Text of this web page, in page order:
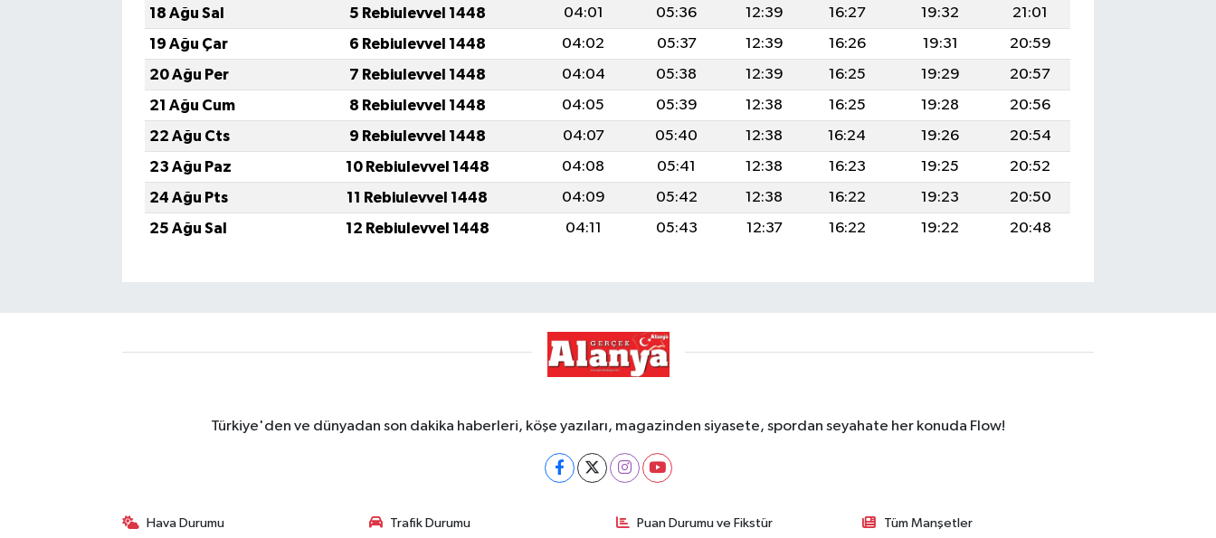
18 Ağu Sal
5 Rebiulevvel 1448 04:01 05:36 12:39 16:27 19:32
21:01
19 Ağu Çar
6 Rebiulevvel 1448 04:02 05:37 12:39 16:26 19:31
20:59
20 Ağu Per
7 Rebiulevvel 1448 04:04 05:38 12:39 16:25 19:29
20:57
21 Ağu Cum
8 Rebiulevvel 1448 04:05 05:39 12:38 16:25 19:28
20:56
22 Ağu Cts
9 Rebiulevvel 1448 04:07 05:40 12:38 16:24 19:26
20:54
23 Ağu Paz
10 Rebiulevvel 1448 04:08 05:41 12:38 16:23 19:25
20:52
24 Ağu Pts
11 Rebiulevvel 1448 04:09 05:42 12:38 16:22 19:23
20:50
25 Ağu Sal
12 Rebiulevvel 1448 04:11 05:43 12:37 16:22 19:22 20:48
Türkiye'den ve dünyadan son dakika haberleri, köşe yazıları, magazinden siyasete, spordan seyahate her konuda Flow!
Hava Durumu Trafik Durumu Puan Durumu ve Fikstür Tüm Manşetler